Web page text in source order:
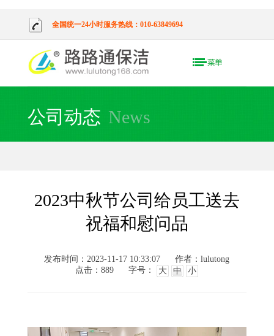
全国统一24小时服务热线：010-63849694
公司动态 News
2023中秋节公司给员工送去
祝福和慰问品
发布时间：2023-11-17 10:33:07
作者：lulutong
点击：889 字号： 大 中 小